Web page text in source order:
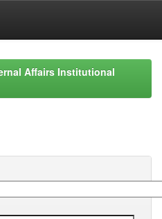
Affairs Institutional